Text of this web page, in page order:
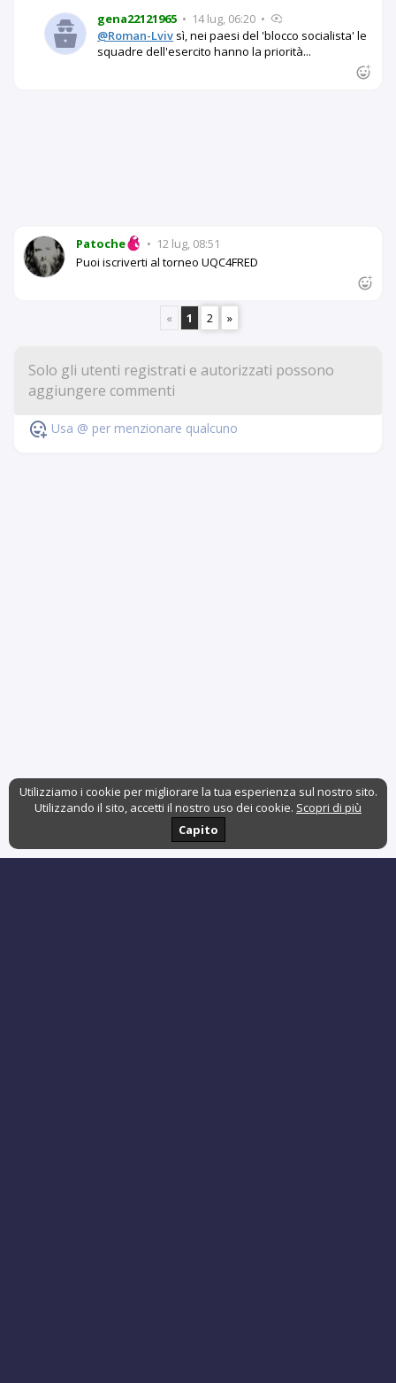
gena22121965 • 14 lug, 06:20 •
@Roman-Lviv sì, nei paesi del 'blocco socialista' le
squadre dell'esercito hanno la priorità...
Patoche • 12 lug, 08:51
Puoi iscriverti al torneo UQC4FRED
« 1 2 »
Usa @ per menzionare qualcuno
Utilizziamo i cookie per migliorare la tua esperienza sul nostro sito.
Utilizzando il sito, accetti il nostro uso dei cookie. Scopri di più
Capito